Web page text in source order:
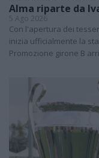
Alma riparte da
5 Ago 2026
Con l'apertura dei
inizia ufficialmente la
Promozione girone B